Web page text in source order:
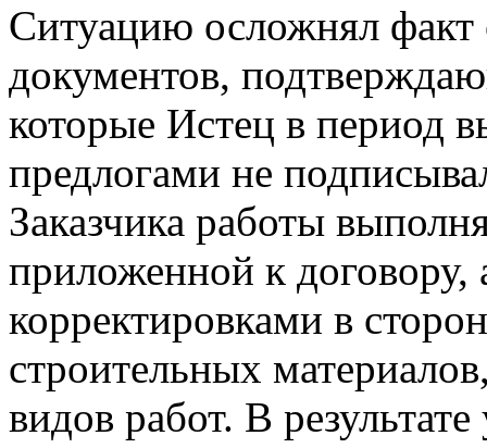
Ситуацию осложнял факт
документов,
которые Истец в период
предлогами не
Заказчика работы
приложенной к
корректировками в
строительных
видов работ. В